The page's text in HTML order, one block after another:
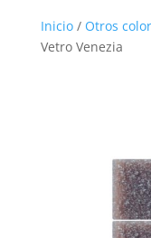
Inicio/ Otros
Vetro Venezia